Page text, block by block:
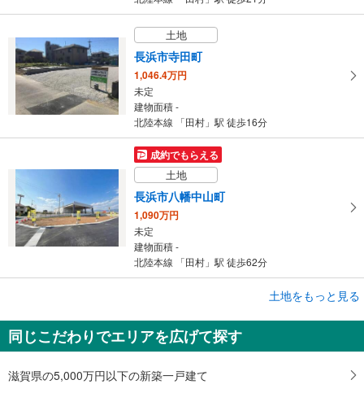
土地
長浜市寺田町
1,046.4万円
未定
建物面積 -
北陸本線 「田村」駅 徒歩16分
成約でもらえる
土地
長浜市八幡中山町
1,090万円
未定
建物面積 -
北陸本線 「田村」駅 徒歩62分
長浜市八幡東町
1,100万円
未定
建物面積 -
北陸本線 「田村」駅から3340m
土地をもっと見る
同じこだわりでエリアを広げて探す
滋賀県の5,000万円以下の新築一戸建て